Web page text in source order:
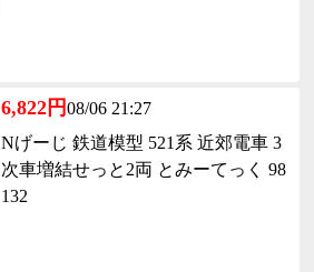
6,822円08/06 21:27
Nげーじ 鉄道模型 521系 近郊電車 3
次車増結せっと2両 とみーてっく 98
132